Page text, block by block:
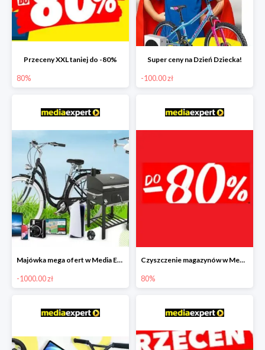
Przeceny XXL taniej do -80%
80%
Super ceny na Dzień Dziecka!
-100.00 zł
Majówka mega ofert w Media Expert do -1000 zł
-1000.00 zł
Czyszczenie magazynów w Media Expert do -80%
80%